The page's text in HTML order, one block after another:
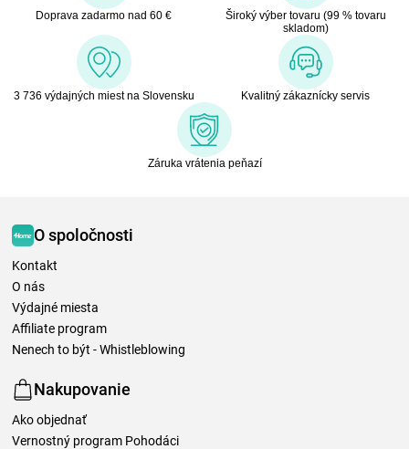
Doprava zadarmo nad 60 €
Široký výber tovaru (99 % tovaru
skladom)
3 736 výdajných miest na Slovensku Kvalitný zákaznícky servis
Záruka vrátenia peňazí
O spoločnosti
Kontakt
O nás
Výdajné miesta
Affiliate program
Nenech to být - Whistleblowing
Nakupovanie
Ako objednať
Vernostný program Pohodáci